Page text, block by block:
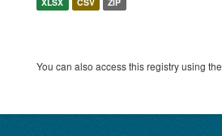
You can also access this registry using the